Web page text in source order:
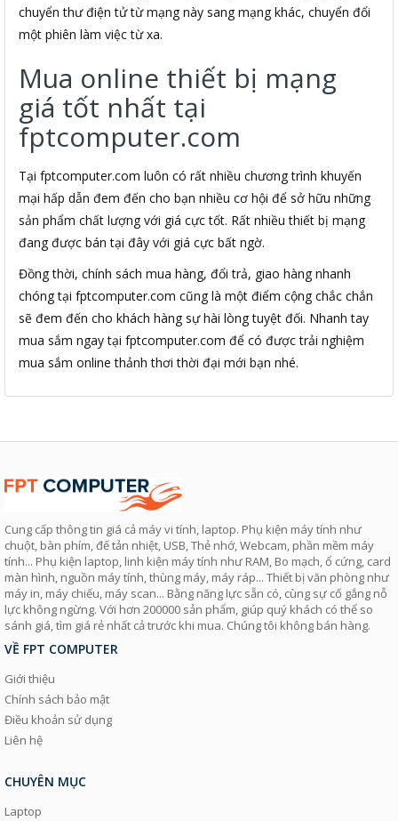
chuyển thư điện tử từ mạng này sang mạng khác, chuyển đổi
một phiên làm việc từ xa.
Mua online thiết bị mạng
giá tốt nhất tại
fptcomputer.com
Tại fptcomputer.com luôn có rất nhiều chương trình khuyến
mại hấp dẫn đem đến cho bạn nhiều cơ hội để sở hữu những
sản phẩm chất lượng với giá cực tốt. Rất nhiều thiết bị mạng
đang được bán tại đây với giá cực bất ngờ.
Đồng thời, chính sách mua hàng, đổi trả, giao hàng nhanh
chóng tại fptcomputer.com cũng là một điểm cộng chắc chắn
sẽ đem đến cho khách hàng sự hài lòng tuyệt đối. Nhanh tay
mua sắm ngay tại fptcomputer.com để có được trải nghiệm
mua sắm online thảnh thơi thời đại mới bạn nhé.
Cung cấp thông tin giá cả máy vi tính, laptop. Phụ kiện máy tính như
chuột, bàn phím, đế tản nhiệt, USB, Thẻ nhớ, Webcam, phần mềm máy
tính... Phụ kiện laptop, linh kiện máy tính như RAM, Bo mạch, ổ cứng, card
màn hình, nguồn máy tính, thùng máy, máy ráp... Thiết bị văn phòng như
máy in, máy chiếu, máy scan... Bằng năng lực sẵn có, cùng sự cố gắng nỗ
lực không ngừng. Với hơn 200000 sản phẩm, giúp quý khách có thể so
sánh giá, tìm giá rẻ nhất cả trước khi mua. Chúng tôi không bán hàng.
VỀ FPT COMPUTER
Giới thiệu
Chính sách bảo mật
Điều khoản sử dụng
Liên hệ
CHUYÊN MỤC
Laptop